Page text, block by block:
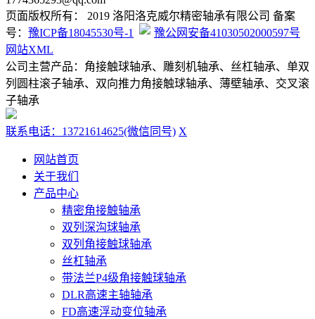
页面版权所有： 2019 洛阳洛克威尔精密轴承有限公司 备案
号： 豫ICP备18045530号-1
豫公网安备41030502000597号
网站XML
公司主营产品：角接触球轴承、雕刻机轴承、丝杠轴承、单双
列圆柱滚子轴承、双向推力角接触球轴承、薄壁轴承、交叉滚
子轴承
联系电话：13721614625(微信同号) X
网站首页
关于我们
产品中心
精密角接触轴承
双列深沟球轴承
双列角接触球轴承
丝杠轴承
带法兰P4级角接触球轴承
DLR高速主轴轴承
FD高速浮动变位轴承